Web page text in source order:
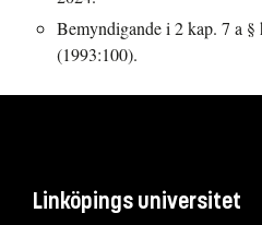
Bemyndigande i 2 kap. 7 a
(1993:100).
Linköpings universitet